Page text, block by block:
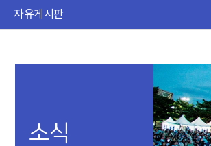
자유게시판
소식